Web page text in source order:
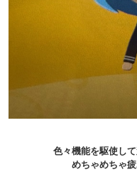
色々機能を駆使し
めちゃめちゃ